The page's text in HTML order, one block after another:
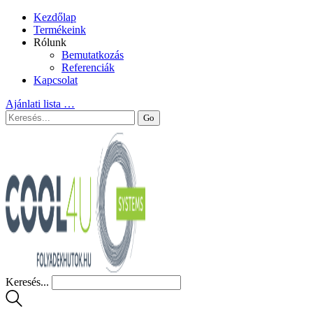
Kezdőlap
Termékeink
Rólunk
Bemutatkozás
Referenciák
Kapcsolat
Ajánlati lista …
Keresés...